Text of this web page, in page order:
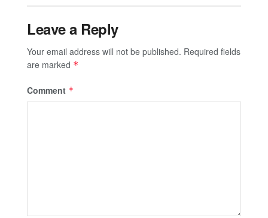
Leave a Reply
Your email address will not be published. Required fields
are marked *
Comment *